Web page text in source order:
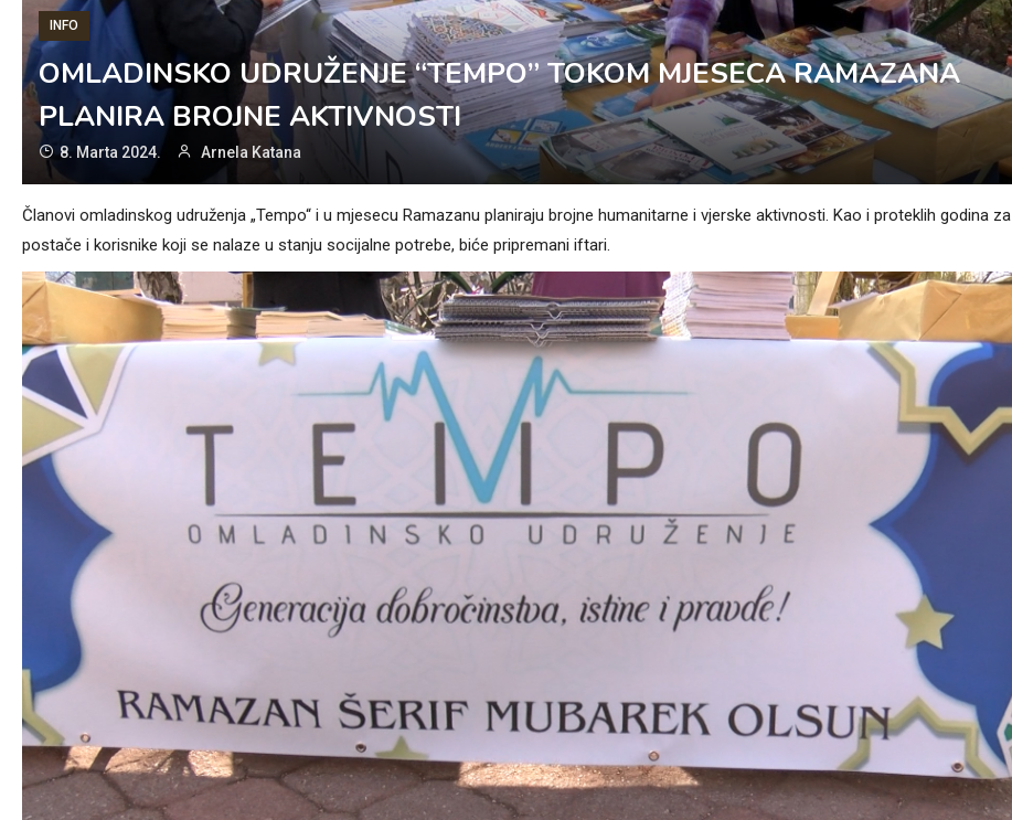
INFO
OMLADINSKO UDRUŽENJE “TEMPO” TOKOM MJESECA RAMAZANA
PLANIRA BROJNE AKTIVNOSTI
8. Marta 2024. Arnela Katana
Članovi omladinskog udruženja „Tempo“ i u mjesecu Ramazanu planiraju brojne humanitarne i vjerske aktivnosti. Kao i proteklih godina za
postače i korisnike koji se nalaze u stanju socijalne potrebe, biće pripremani iftari.